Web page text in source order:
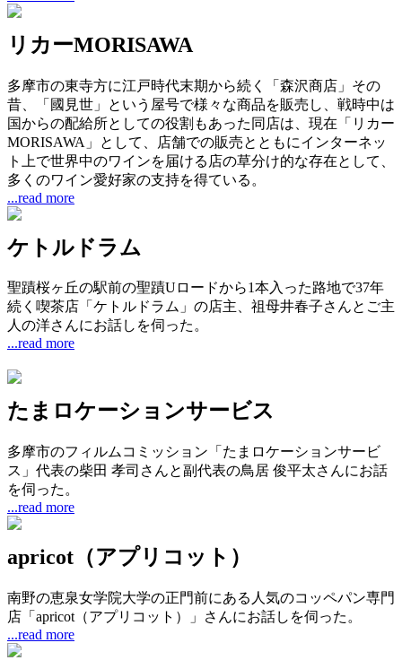
リカーMORISAWA
多摩市の東寺方に江戸時代末期から続く「森沢商店」その
昔、「國見世」という屋号で様々な商品を販売し、戦時中は
国からの配給所としての役割もあった同店は、現在「リカー
MORISAWA」として、店舗での販売とともにインターネッ
ト上で世界中のワインを届ける店の草分け的な存在として、
多くのワイン愛好家の支持を得ている。
...read more
ケトルドラム
聖蹟桜ヶ丘の駅前の聖蹟Uロードから1本入った路地で37年
続く喫茶店「ケトルドラム」の店主、祖母井春子さんとご主
人の洋さんにお話しを伺った。
...read more
たまロケーションサービス
多摩市のフィルムコミッション「たまロケーションサービ
ス」代表の柴田 孝司さんと副代表の鳥居 俊平太さんにお話
を伺った。
...read more
apricot（アプリコット）
南野の恵泉女学院大学の正門前にある人気のコッペパン専門
店「apricot（アプリコット）」さんにお話しを伺った。
...read more